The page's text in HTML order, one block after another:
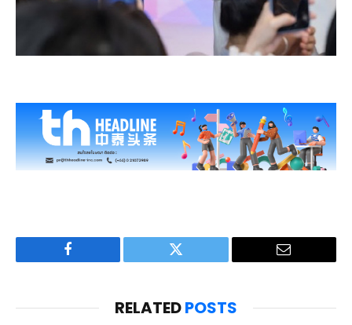
Facebook Twitter Email
RELATEDPOSTS